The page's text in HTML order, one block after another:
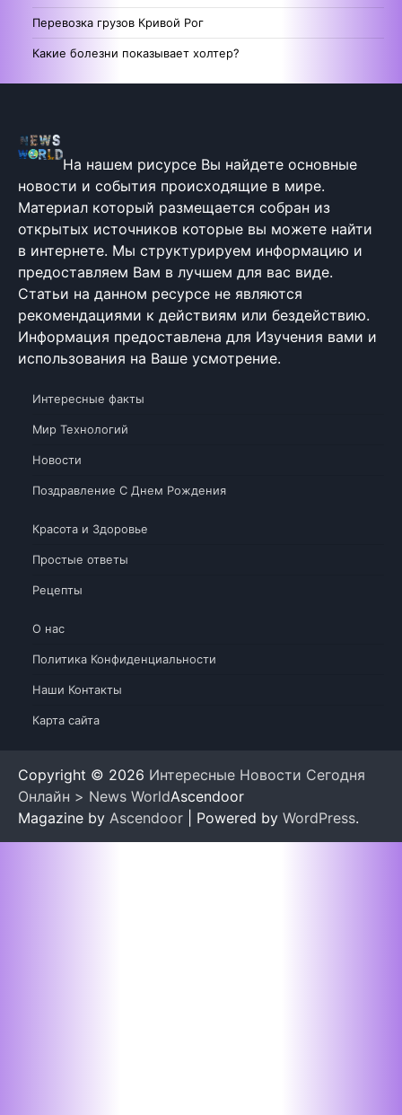
Перевозка грузов Кривой Рог
Какие болезни показывает холтер?
На нашем рисурсе Вы найдете основные
новости и события происходящие в мире.
Материал который размещается собран из
открытых источников которые вы можете найти
в интернете. Мы структурируем информацию и
предоставляем Вам в лучшем для вас виде.
Статьи на данном ресурсе не являются
рекомендациями к действиям или бездействию.
Информация предоставлена для Изучения вами и
использования на Ваше усмотрение.
Интересные факты
Мир Технологий
Новости
Поздравление С Днем Рождения
Красота и Здоровье
Простые ответы
Рецепты
О нас
Политика Конфиденциальности
Наши Контакты
Карта сайта
Copyright © 2026 Интересные Новости Сегодня
Онлайн > News WorldAscendoor
Magazine by Ascendoor | Powered by WordPress.